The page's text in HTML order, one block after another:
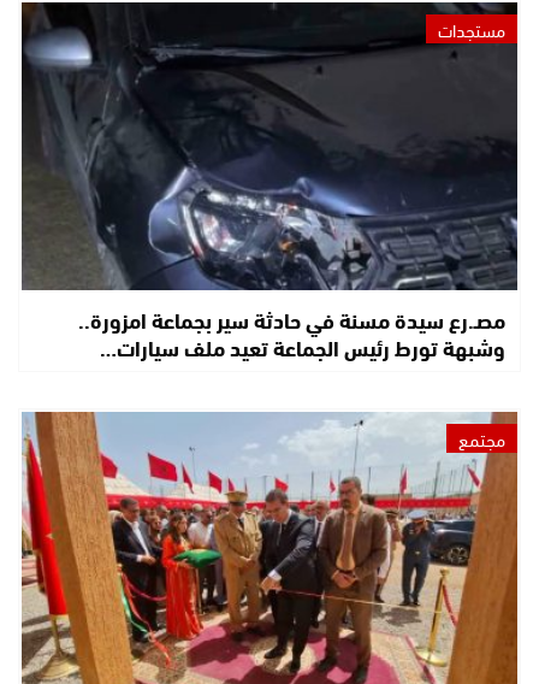
مستجدات
مصـ.رع سيدة مسنة في حادثة سير بجماعة امزورة..
وشبهة تورط رئيس الجماعة تعيد ملف سيارات…
مجتمع